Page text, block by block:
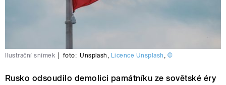
Ilustrační snímek foto: Unsplash , Licence Unsplash , ©
Rusko odsoudilo demolici památníku ze sovětské éry